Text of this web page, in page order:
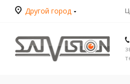
Другой город